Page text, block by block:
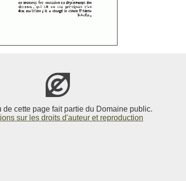
de cette page fait partie du Domaine public.
sur les droits d'auteur et reproduction